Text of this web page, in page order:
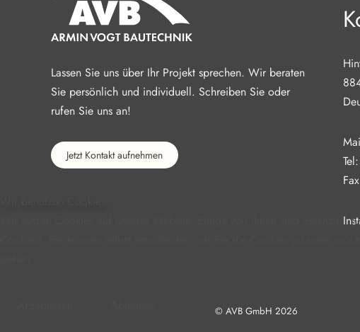
Lassen Sie uns über Ihr Projekt sprechen. Wir beraten
Sie persönlich und individuell. Schreiben Sie oder
rufen Sie uns an!
Jetzt Kontakt aufnehmen
© AVB GmbH 2026
Wir nutzen Cookies auf unserer Website. Einige von ihnen sind